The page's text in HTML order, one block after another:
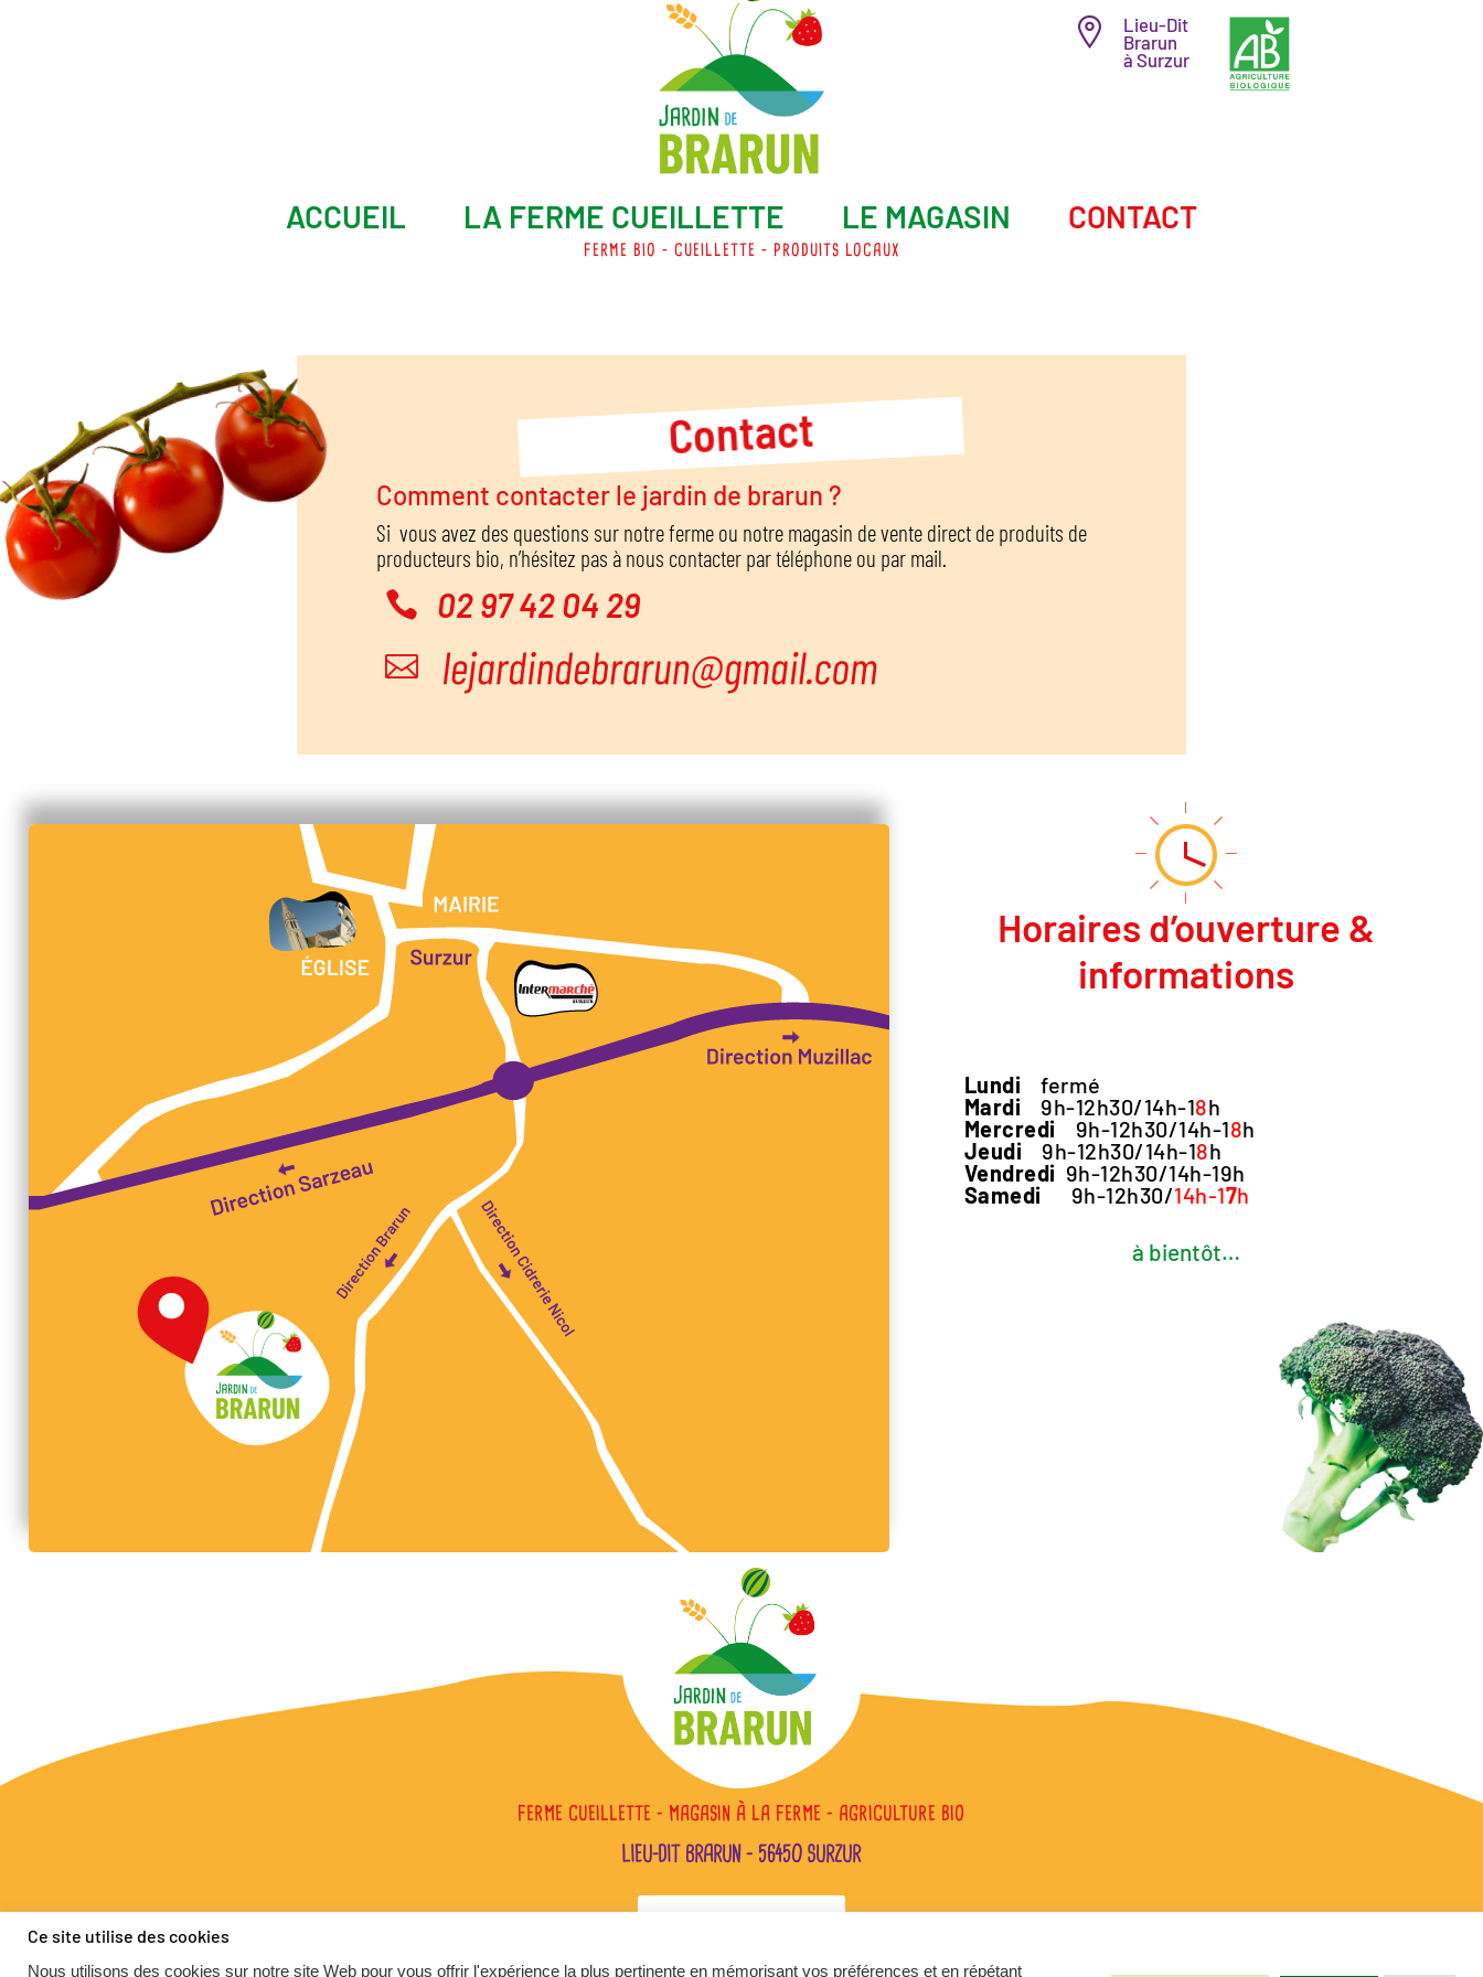
Lieu-Dit
Brarun
à Surzur
ACCUEIL LA FERME CUEILLETTE LE MAGASIN CONTACT
FERME BIO – CUEILLETTE – PRODUITS LOCAUX
Contact
Comment contacter le jardin de brarun ?
Si vous avez des questions sur notre ferme ou notre magasin de vente direct de produits de
producteurs bio, n’hésitez pas à nous contacter par téléphone ou par mail.
 02 97 42 04 29

Horaires d’ouverture &
informations
Lundi
fermé
Mardi
9h-12h30/14h-18h
Mercredi 9h-12h30/14h-18h
Jeudi 9h-12h30/14h-18h
Vendredi 9h-12h30/14h-19h
Samedi 9h-12h30/14h-17h
à bientôt…
FERME CUEILLETTE – MAGASIN À LA FERME – AGRICULTURE BIO
LIEU-DIT BRARUN – 56450 SURZUR
Ce site utilise des cookies
Nous utilisons des cookies sur notre site Web pour vous offrir l'expérience la plus pertinente en mémorisant vos préférences et en répétant